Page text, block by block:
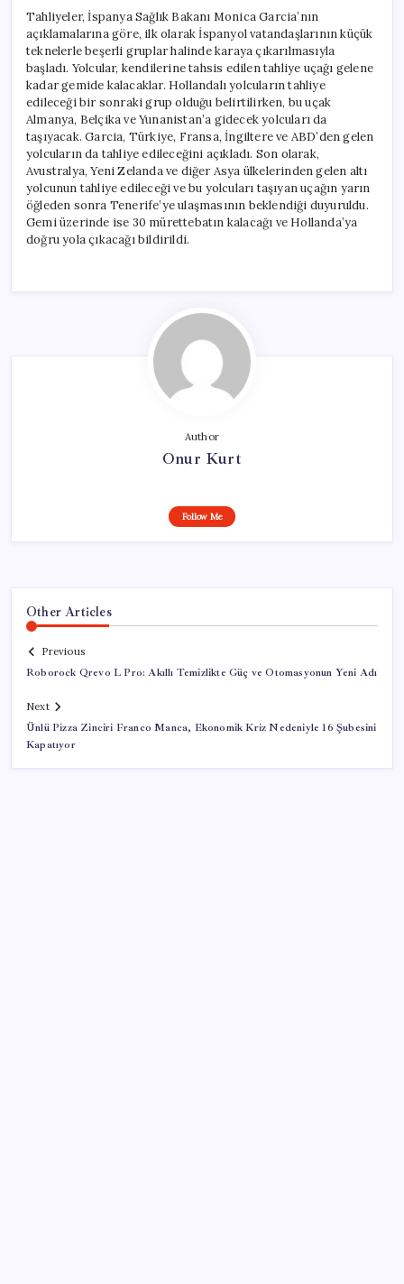
Tahliyeler, İspanya Sağlık Bakanı Monica Garcia’nın
açıklamalarına göre, ilk olarak İspanyol vatandaşlarının küçük
teknelerle beşerli gruplar halinde karaya çıkarılmasıyla
başladı. Yolcular, kendilerine tahsis edilen tahliye uçağı gelene
kadar gemide kalacaklar. Hollandalı yolcuların tahliye
edileceği bir sonraki grup olduğu belirtilirken, bu uçak
Almanya, Belçika ve Yunanistan’a gidecek yolcuları da
taşıyacak. Garcia, Türkiye, Fransa, İngiltere ve ABD’den gelen
yolcuların da tahliye edileceğini açıkladı. Son olarak,
Avustralya, Yeni Zelanda ve diğer Asya ülkelerinden gelen altı
yolcunun tahliye edileceği ve bu yolcuları taşıyan uçağın yarın
öğleden sonra Tenerife’ye ulaşmasının beklendiği duyuruldu.
Gemi üzerinde ise 30 mürettebatın kalacağı ve Hollanda’ya
doğru yola çıkacağı bildirildi.
Author
Onur Kurt
Follow Me
Other Articles
Previous
Roborock Qrevo L Pro: Akıllı Temizlikte Güç ve Otomasyonun Yeni Adı
Next
Ünlü Pizza Zinciri Franco Manca, Ekonomik Kriz Nedeniyle 16 Şubesini
Kapatıyor